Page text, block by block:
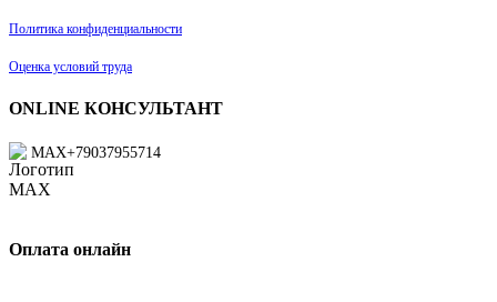
Политика конфиденциальности
Оценка условий труда
ONLINE КОНСУЛЬТАНТ
MAX+79037955714
Оплата онлайн